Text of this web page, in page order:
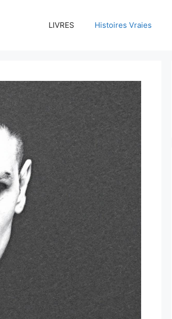
LIVRES Histoires Vraies